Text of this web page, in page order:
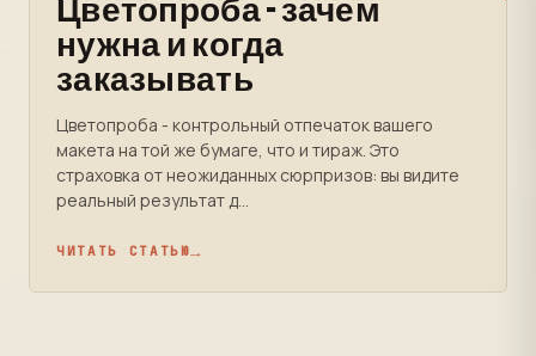
Цветопроба - зачем
нужна и когда
заказывать
Цветопроба - контрольный отпечаток вашего
макета на той же бумаге, что и тираж. Это
страховка от неожиданных сюрпризов: вы видите
реальный результат д...
ЧИТАТЬ СТАТЬЮ